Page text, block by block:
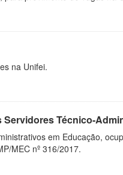
na Unifei.
Técnico-
em Educação,
MEC nº 316/2017.